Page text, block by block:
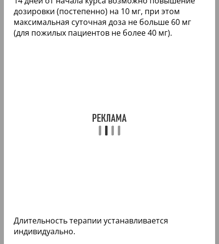
дозировки (постепенно) на 10 мг, при этом
максимальная суточная доза не больше 60 мг
(для пожилых пациентов не более 40 мг).
Длительность терапии устанавливается
индивидуально.